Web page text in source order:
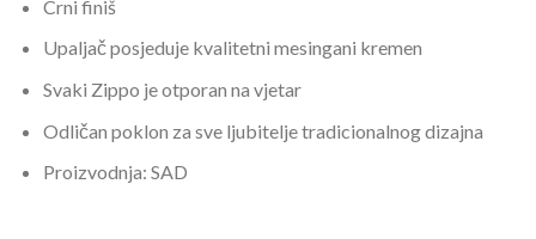
Crni finiš
Upaljač posjeduje kvalitetni mesingani kremen
Svaki Zippo je otporan na vjetar
Odličan poklon za sve ljubitelje tradicionalnog dizajna
Proizvodnja: SAD